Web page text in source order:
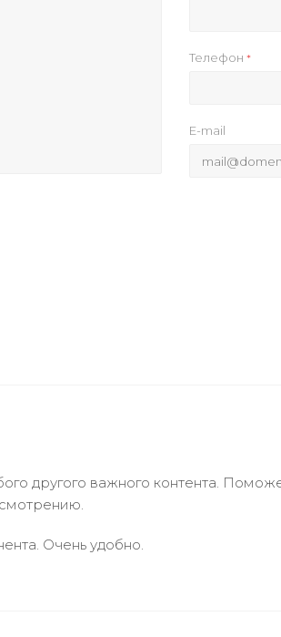
Телефон *
E-mail
другого важного контента.
Очень удобно.